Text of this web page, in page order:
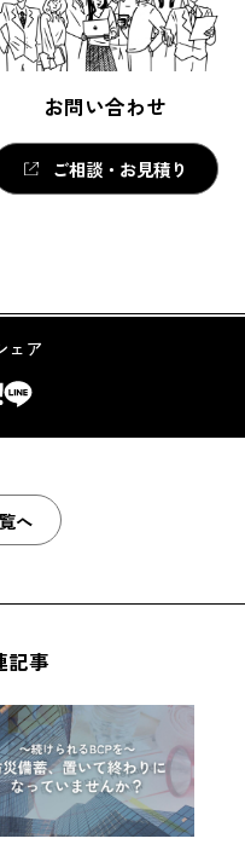
お問い合わせ
ご相談・お見積り
ェア
へ
記事